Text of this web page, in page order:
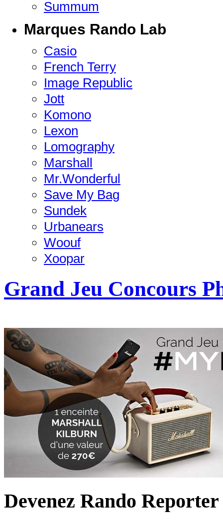
Summum
Marques Rando Lab
Casio
French Terry
Image Republic
Jott
Komono
Lexon
Lomography
Marshall
Mr.Wonderful
Save My Bag
Sundek
Urbanears
Woouf
Xoopar
Grand Jeu Concours
Devenez Rando